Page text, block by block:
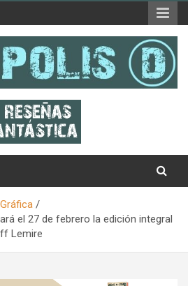
el 27 de febrero la edición integral
Lemire